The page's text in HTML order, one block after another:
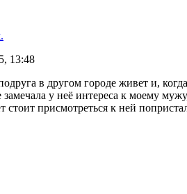
13:48
в другом городе живет и,
замечала у неё интереса к моему
стоит присмотреться к ней